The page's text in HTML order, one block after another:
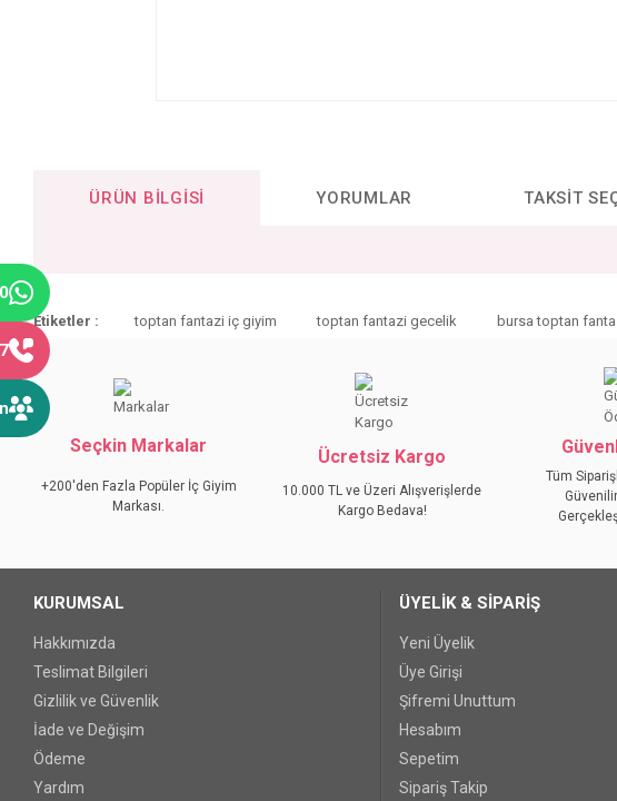
ÜRÜN BILGISI YORUMLAR TAKSIT
Görüş ve önerileriniz için teşekkür ederiz.
Ürün resmi kalitesiz, bozuk veya görüntülenemiyor.
Ürün açıklamasında eksik bilgiler bulunuyor.
Ürün bilgilerinde hatalar bulunuyor.
Ürün fiyatı diğer sitelerden daha pahalı.
Bu ürüne benzer farklı alternatifler olmalı.
Etiketler : toptan fantazi iç giyim toptan fantazi gecelik bursa toptan
Seçkin Markalar
+200'den Fazla Popüler İç Giyim
Markası.
Ücretsiz Kargo
10.000 TL ve Üzeri Alışverişlerde
Kargo Bedava!
Tüm
KURUMSAL
Hakkımızda
Teslimat Bilgileri
Gizlilik ve Güvenlik
İade ve Değişim
Ödeme
Yardım
ÜYELİK & SİPARİŞ
Yeni Üyelik
Üye Girişi
Şifremi Unuttum
Hesabım
Sepetim
Sipariş Takip